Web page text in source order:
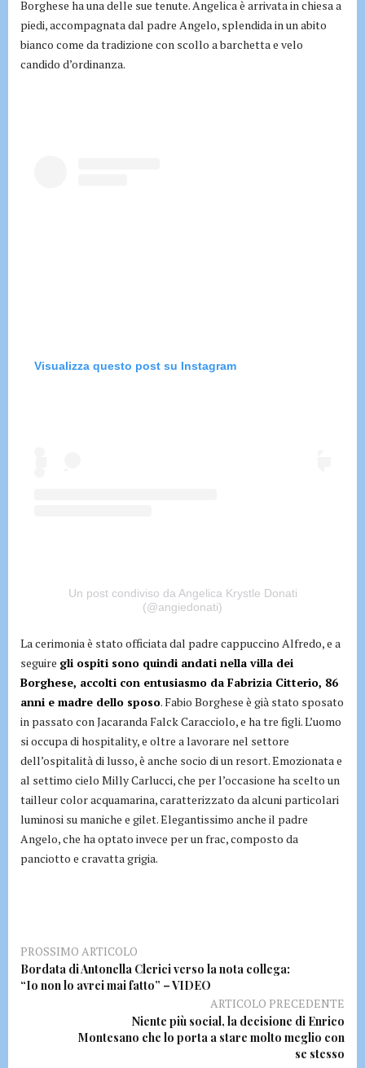
Borghese ha una delle sue tenute. Angelica è arrivata in chiesa a
piedi, accompagnata dal padre Angelo, splendida in un abito
bianco come da tradizione con scollo a barchetta e velo
candido d’ordinanza.
Visualizza questo post su Instagram
Un post condiviso da Angelica Krystle Donati
(@angiedonati)
La cerimonia è stato officiata dal padre cappuccino Alfredo, e a
seguire gli ospiti sono quindi andati nella villa dei
Borghese, accolti con entusiasmo da Fabrizia Citterio, 86
anni e madre dello sposo. Fabio Borghese è già stato sposato
in passato con Jacaranda Falck Caracciolo, e ha tre figli. L’uomo
si occupa di hospitality, e oltre a lavorare nel settore
dell’ospitalità di lusso, è anche socio di un resort. Emozionata e
al settimo cielo Milly Carlucci, che per l’occasione ha scelto un
tailleur color acquamarina, caratterizzato da alcuni particolari
luminosi su maniche e gilet. Elegantissimo anche il padre
Angelo, che ha optato invece per un frac, composto da
panciotto e cravatta grigia.
PROSSIMO ARTICOLO
Bordata di Antonella Clerici verso la nota collega:
“Io non lo avrei mai fatto” – VIDEO
ARTICOLO PRECEDENTE
Niente più social, la decisione di Enrico
Montesano che lo porta a stare molto meglio con
se stesso